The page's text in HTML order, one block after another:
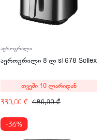
აეროგრილი
აეროგრილი 8 ლ sl 678 Sollex
480,00₾
330,00 ₾
თვეში 10 ლარიდან
-36%